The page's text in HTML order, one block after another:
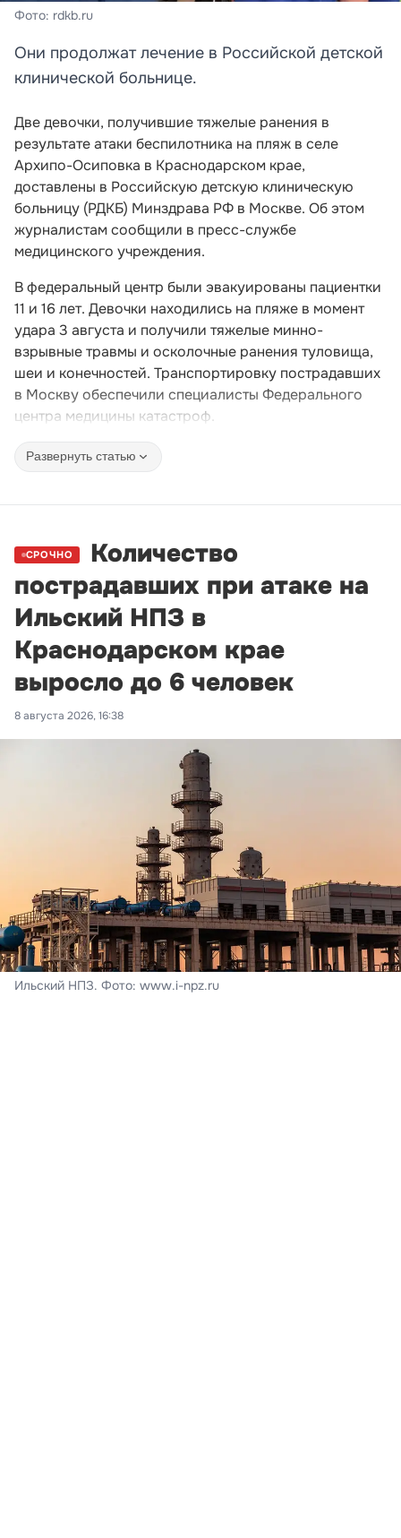
Фото: rdkb.ru
Они продолжат лечение в Российской детской
клинической больнице.
Две девочки, получившие тяжелые ранения в
результате атаки беспилотника на пляж в селе
Архипо-Осиповка в Краснодарском крае,
доставлены в Российскую детскую клиническую
больницу (РДКБ) Минздрава РФ в Москве. Об этом
журналистам сообщили в пресс-службе
медицинского учреждения.
В федеральный центр были эвакуированы пациентки
11 и 16 лет. Девочки находились на пляже в момент
удара 3 августа и получили тяжелые минно-
взрывные травмы и осколочные ранения туловища,
шеи и конечностей. Транспортировку пострадавших
в Москву обеспечили специалисты Федерального
центра медицины катастроф.
Развернуть статью
СРОЧНО
Количество
пострадавших при атаке на
Ильский НПЗ в
Краснодарском крае
выросло до 6 человек
8 августа 2026, 16:38
Ильский НПЗ. Фото: www.i-npz.ru